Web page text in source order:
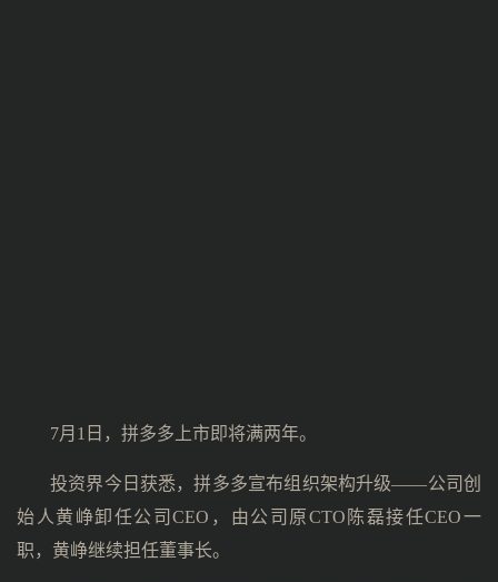
7月1日，拼多多上市即将满两年。
投资界今日获悉，拼多多宣布组织架构升级——公司创
始人黄峥卸任公司CEO，由公司原CTO陈磊接任CEO一
职，黄峥继续担任董事长。